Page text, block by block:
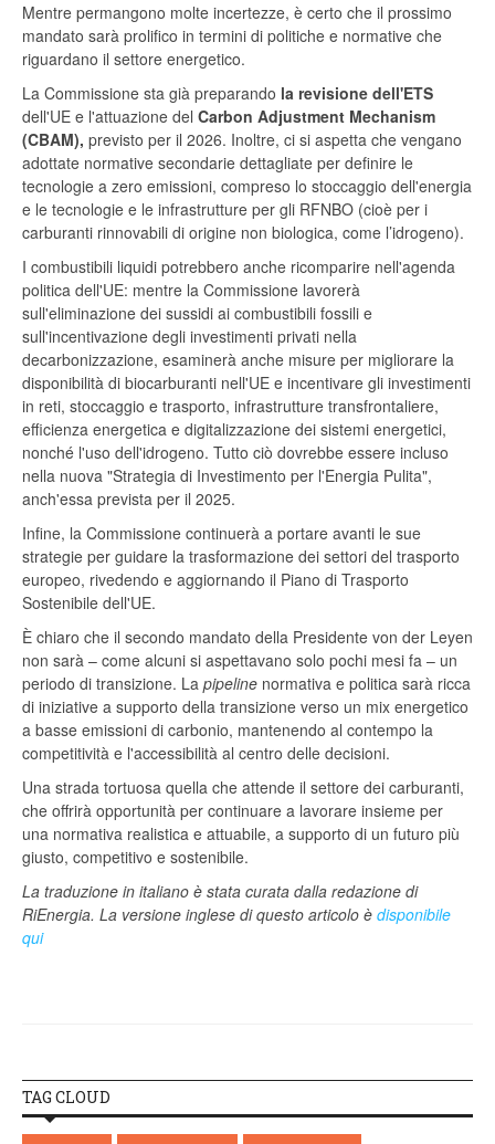
Mentre permangono molte incertezze, è certo che il prossimo
mandato sarà prolifico in termini di politiche e normative che
riguardano il settore energetico.
La Commissione sta già preparando la revisione dell'ETS
dell'UE e l'attuazione del Carbon Adjustment Mechanism
(CBAM), previsto per il 2026. Inoltre, ci si aspetta che vengano
adottate normative secondarie dettagliate per definire le
tecnologie a zero emissioni, compreso lo stoccaggio dell'energia
e le tecnologie e le infrastrutture per gli RFNBO (cioè per i
carburanti rinnovabili di origine non biologica, come l’idrogeno).
I combustibili liquidi potrebbero anche ricomparire nell'agenda
politica dell'UE: mentre la Commissione lavorerà
sull'eliminazione dei sussidi ai combustibili fossili e
sull'incentivazione degli investimenti privati nella
decarbonizzazione, esaminerà anche misure per migliorare la
disponibilità di biocarburanti nell'UE e incentivare gli investimenti
in reti, stoccaggio e trasporto, infrastrutture transfrontaliere,
efficienza energetica e digitalizzazione dei sistemi energetici,
nonché l'uso dell'idrogeno. Tutto ciò dovrebbe essere incluso
nella nuova "Strategia di Investimento per l'Energia Pulita",
anch'essa prevista per il 2025.
Infine, la Commissione continuerà a portare avanti le sue
strategie per guidare la trasformazione dei settori del trasporto
europeo, rivedendo e aggiornando il Piano di Trasporto
Sostenibile dell'UE.
È chiaro che il secondo mandato della Presidente von der Leyen
non sarà – come alcuni si aspettavano solo pochi mesi fa – un
periodo di transizione. La pipeline normativa e politica sarà ricca
di iniziative a supporto della transizione verso un mix energetico
a basse emissioni di carbonio, mantenendo al contempo la
competitività e l'accessibilità al centro delle decisioni.
Una strada tortuosa quella che attende il settore dei carburanti,
che offrirà opportunità per continuare a lavorare insieme per
una normativa realistica e attuabile, a supporto di un futuro più
giusto, competitivo e sostenibile.
La traduzione in italiano è stata curata dalla redazione di
RiEnergia. La versione inglese di questo articolo è disponibile
qui
TAG CLOUD